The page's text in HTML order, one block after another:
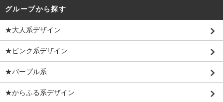
グループから探す
★大人系デザイン
★ピンク系デザイン
★パープル系
★からふる系デザイン